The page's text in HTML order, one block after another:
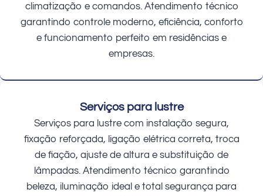
climatização e comandos. Atendimento técnico
garantindo controle moderno, eficiência, conforto
e funcionamento perfeito em residências e
empresas.
Serviços para lustre
Serviços para lustre com instalação segura,
fixação reforçada, ligação elétrica correta, troca
de fiação, ajuste de altura e substituição de
lâmpadas. Atendimento técnico garantindo
beleza, iluminação ideal e total segurança para